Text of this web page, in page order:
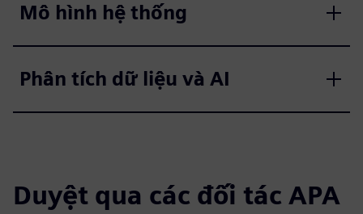
Mô hình hệ thống
Phân tích dữ liệu và AI
Duyệt qua các đối tác APA